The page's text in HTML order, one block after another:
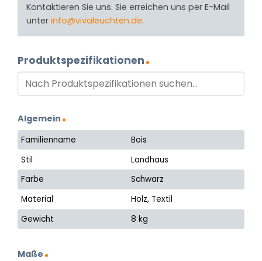
Kontaktieren Sie uns. Sie erreichen uns per E-Mail
unter info@vivaleuchten.de.
Produktspezifikationen
Algemein
Familienname
Bois
Stil
Landhaus
Farbe
Schwarz
Material
Holz, Textil
Gewicht
8 kg
Maße